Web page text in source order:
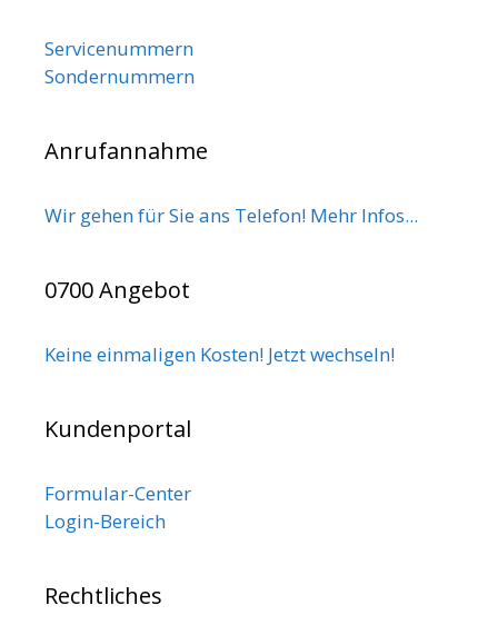
Servicenummern
Sondernummern
Anrufannahme
Wir gehen für Sie ans Telefon! Mehr Infos...
0700 Angebot
Keine einmaligen Kosten! Jetzt wechseln!
Kundenportal
Formular-Center
Login-Bereich
Rechtliches